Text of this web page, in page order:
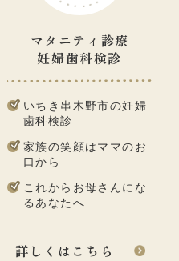
マタニティ診療
妊婦歯科検診
いちき串木野市の妊婦
歯科検診
家族の笑顔はママのお
口から
これからお母さんにな
るあなたへ
詳しくはこちら